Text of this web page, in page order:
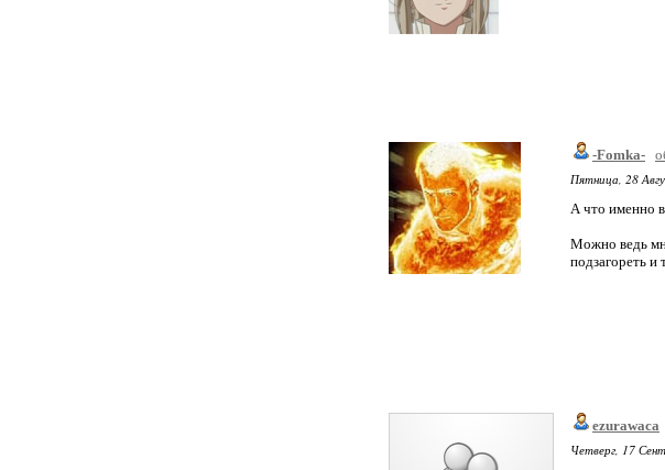
-Fomka-
Пятница, 28
А что именно
Можно ведь
подзагореть и
ezurawaca
Четверг, 17